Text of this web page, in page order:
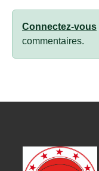
Connectez-vous
commentaires.